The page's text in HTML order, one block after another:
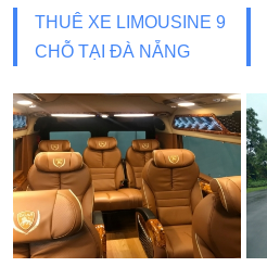
THUÊ XE LIMOUSINE 9
CHỖ TẠI ĐÀ NẴNG